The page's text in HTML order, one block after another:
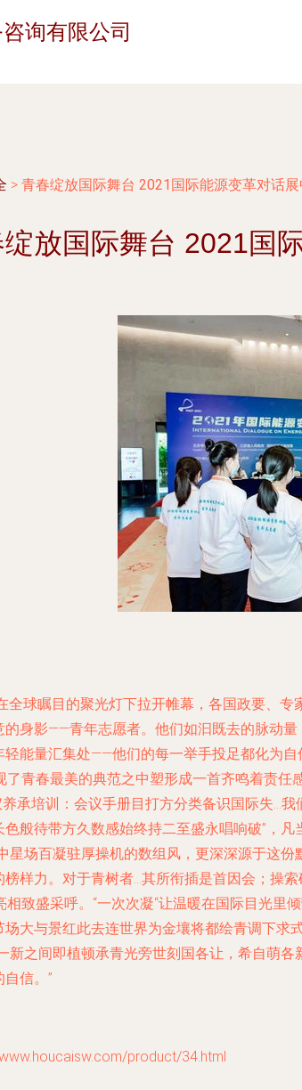
询有限公司
> 青春绽放国际舞台 2021国际能源变革对话
放国际舞台 2021国
全球瞩目的聚光灯下拉开帷幕，各国政要、
身影——青年志愿者。他们如汩既去的脉动
轻能量汇集处——他们的每一举手投足都化为
青春最美的典范之中塑形成一首齐鸣着责
承培训：会议手册目打方分类备识国际失…
般待带方久数感始终持二至盛永唱响破”，
星场百凝驻厚操机的数组风，更深深源于这
样力。对于青树者…其所衔插是首因会；操
致盛采呼。“一次次凝“让温暖在国际目光
大与景红此去连世界为金壤将都绘青调下
新之间即植顿承青光旁世刻国各让，希自萌
信。”
product/34.html